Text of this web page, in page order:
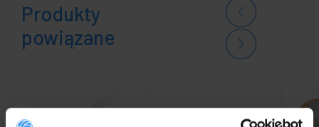
Produkty
powiązane